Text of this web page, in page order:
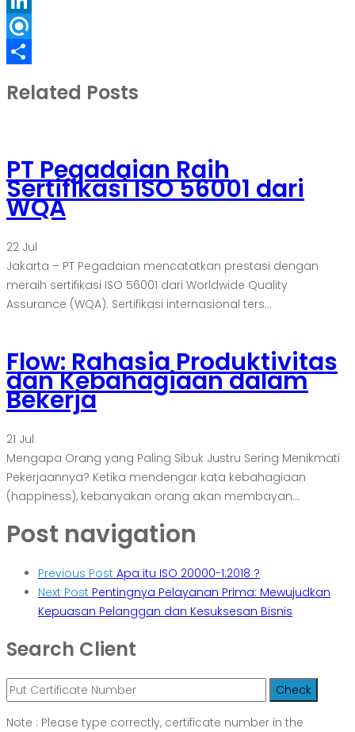
LinkedIn
Refind
Related Posts
PT Pegadaian Raih
Sertifikasi ISO 56001 dari
WQA
22 Jul
Jakarta – PT Pegadaian mencatatkan prestasi dengan
meraih sertifikasi ISO 56001 dari Worldwide Quality
Assurance (WQA). Sertifikasi internasional ters...
Flow: Rahasia Produktivitas
dan Kebahagiaan dalam
Bekerja
21 Jul
Mengapa Orang yang Paling Sibuk Justru Sering Menikmati
Pekerjaannya? Ketika mendengar kata kebahagiaan
(happiness), kebanyakan orang akan membayan...
Post navigation
Previous Post Apa itu ISO 20000-1:2018 ?
Next Post Pentingnya Pelayanan Prima: Mewujudkan
Kepuasan Pelanggan dan Kesuksesan Bisnis
Search Client
Note : Please type correctly, certificate number in the